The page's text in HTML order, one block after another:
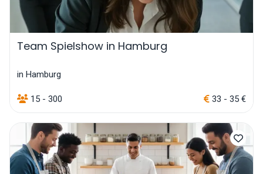
Team Spielshow in Hamburg
in Hamburg
15 - 300 33 - 35 €